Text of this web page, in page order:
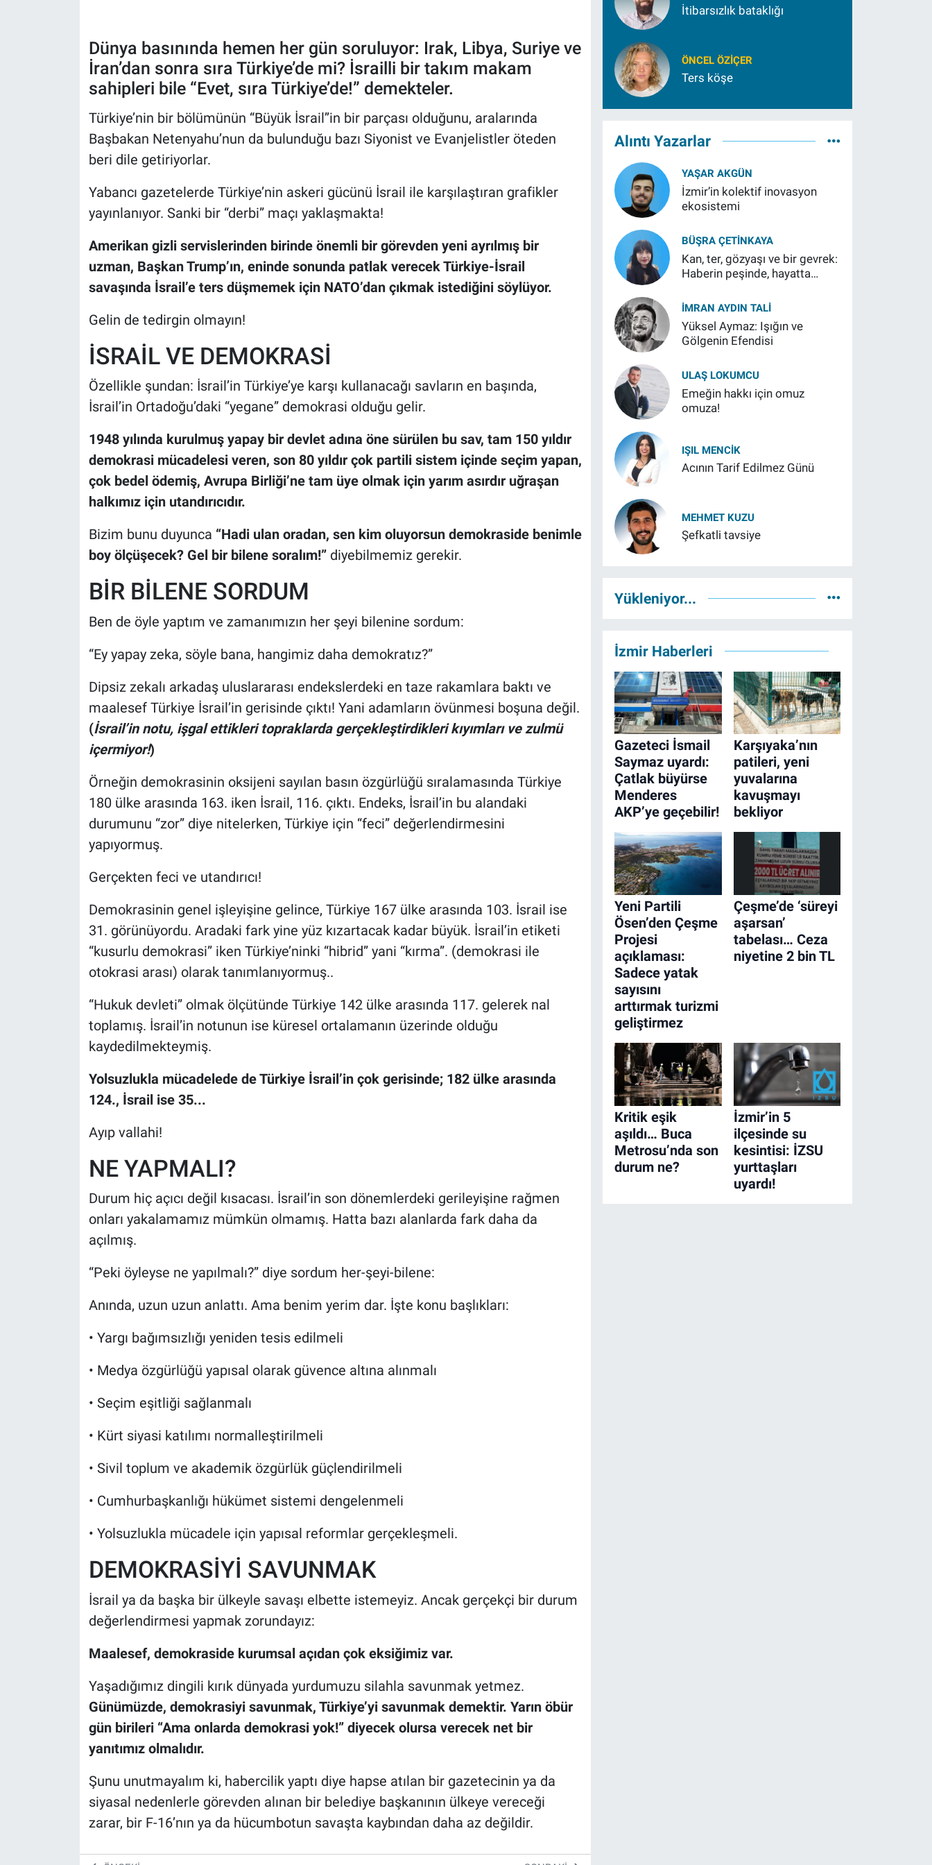
Dünya basınında hemen her gün soruluyor: Irak, Libya, Suriye ve
İran’dan sonra sıra Türkiye’de mi? İsrailli bir takım makam
sahipleri bile “Evet, sıra Türkiye’de!” demekteler.
Türkiye’nin bir bölümünün “Büyük İsrail’’in bir parçası olduğunu, aralarında
Başbakan Netenyahu’nun da bulunduğu bazı Siyonist ve Evanjelistler öteden
beri dile getiriyorlar.
Yabancı gazetelerde Türkiye’nin askeri gücünü İsrail ile karşılaştıran grafikler
yayınlanıyor. Sanki bir “derbi” maçı yaklaşmakta!
Amerikan gizli servislerinden birinde önemli bir görevden yeni ayrılmış bir
uzman, Başkan Trump’ın, eninde sonunda patlak verecek Türkiye-İsrail
savaşında İsrail’e ters düşmemek için NATO’dan çıkmak istediğini söylüyor.
Gelin de tedirgin olmayın!
İSRAİL VE DEMOKRASİ
Özellikle şundan: İsrail’in Türkiye’ye karşı kullanacağı savların en başında,
İsrail’in Ortadoğu’daki “yegane” demokrasi olduğu gelir.
1948 yılında kurulmuş yapay bir devlet adına öne sürülen bu sav, tam 150 yıldır
demokrasi mücadelesi veren, son 80 yıldır çok partili sistem içinde seçim yapan,
çok bedel ödemiş, Avrupa Birliği’ne tam üye olmak için yarım asırdır uğraşan
halkımız için utandırıcıdır.
Bizim bunu duyunca “Hadi ulan oradan, sen kim oluyorsun demokraside benimle
boy ölçüşecek? Gel bir bilene soralım!”diyebilmemiz gerekir.
BİR BİLENE SORDUM
Ben de öyle yaptım ve zamanımızın her şeyi bilenine sordum:
“Ey yapay zeka, söyle bana, hangimiz daha demokratız?”
Dipsiz zekalı arkadaş uluslararası endekslerdeki en taze rakamlara baktı ve
maalesef Türkiye İsrail’in gerisinde çıktı! Yani adamların övünmesi boşuna değil.
(İsrail’in notu, işgal ettikleri topraklarda gerçekleştirdikleri kıyımları ve zulmü
içermiyor!)
Örneğin demokrasinin oksijeni sayılan basın özgürlüğü sıralamasında Türkiye
180 ülke arasında 163. iken İsrail, 116. çıktı. Endeks, İsrail’in bu alandaki
durumunu “zor” diye nitelerken, Türkiye için “feci” değerlendirmesini
yapıyormuş.
Gerçekten feci ve utandırıcı!
Demokrasinin genel işleyişine gelince, Türkiye 167 ülke arasında 103. İsrail ise
31. görünüyordu. Aradaki fark yine yüz kızartacak kadar büyük. İsrail’in etiketi
“kusurlu demokrasi” iken Türkiye’ninki “hibrid” yani “kırma”. (demokrasi ile
otokrasi arası) olarak tanımlanıyormuş..
“Hukuk devleti” olmak ölçütünde Türkiye 142 ülke arasında 117. gelerek nal
toplamış. İsrail’in notunun ise küresel ortalamanın üzerinde olduğu
kaydedilmekteymiş.
Yolsuzlukla mücadelede de Türkiye İsrail’in çok gerisinde; 182 ülke arasında
124., İsrail ise 35...
Ayıp vallahi!
NE YAPMALI?
Durum hiç açıcı değil kısacası. İsrail’in son dönemlerdeki gerileyişine rağmen
onları yakalamamız mümkün olmamış. Hatta bazı alanlarda fark daha da
açılmış.
“Peki öyleyse ne yapılmalı?” diye sordum her-şeyi-bilene:
Anında, uzun uzun anlattı. Ama benim yerim dar. İşte konu başlıkları:
• Yargı bağımsızlığı yeniden tesis edilmeli
• Medya özgürlüğü yapısal olarak güvence altına alınmalı
• Seçim eşitliği sağlanmalı
• Kürt siyasi katılımı normalleştirilmeli
• Sivil toplum ve akademik özgürlük güçlendirilmeli
• Cumhurbaşkanlığı hükümet sistemi dengelenmeli
• Yolsuzlukla mücadele için yapısal reformlar gerçekleşmeli.
DEMOKRASİYİ SAVUNMAK
İsrail ya da başka bir ülkeyle savaşı elbette istemeyiz. Ancak gerçekçi bir durum
değerlendirmesi yapmak zorundayız:
Maalesef, demokraside kurumsal açıdan çok eksiğimiz var.
Yaşadığımız dingili kırık dünyada yurdumuzu silahla savunmak yetmez.
Günümüzde, demokrasiyi savunmak, Türkiye’yi savunmak demektir. Yarın öbür
gün birileri “Ama onlarda demokrasi yok!” diyecek olursa verecek net bir
yanıtımız olmalıdır.
Şunu unutmayalım ki, habercilik yaptı diye hapse atılan bir gazetecinin ya da
siyasal nedenlerle görevden alınan bir belediye başkanının ülkeye vereceği
zarar, bir F-16’nın ya da hücumbotun savaşta kaybından daha az değildir.
İtibarsızlık bataklığı
ÖNCEL ÖZIÇER
Ters köşe
Alıntı Yazarlar
YAŞAR AKGÜN
İzmir’in kolektif inovasyon
ekosistemi
BÜŞRA ÇETINKAYA
Kan, ter, gözyaşı ve bir gevrek:
Haberin peşinde, hayatta
İMRAN AYDIN TALI
Yüksel Aymaz: Işığın ve
Gölgenin Efendisi
ULAŞ LOKUMCU
Emeğin hakkı için omuz
omuza!
IŞIL MENCIK
Acının Tarif Edilmez Günü
MEHMET KUZU
Şefkatli tavsiye
Yükleniyor...
İzmir Haberleri
Gazeteci İsmail
Saymaz uyardı:
Çatlak büyürse
Menderes
AKP’ye geçebilir!
Karşıyaka’nın
patileri, yeni
yuvalarına
kavuşmayı
bekliyor
Yeni Partili
Ösen’den Çeşme
Projesi
açıklaması:
Sadece yatak
sayısını
arttırmak turizmi
geliştirmez
Çeşme’de ‘süreyi
aşarsan’
tabelası… Ceza
niyetine 2 bin TL
Kritik eşik
aşıldı… Buca
Metrosu’nda son
durum ne?
İzmir’in 5
ilçesinde su
kesintisi: İZSU
yurttaşları
uyardı!